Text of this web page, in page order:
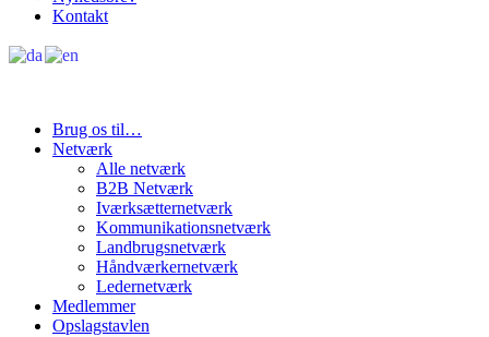
Kontakt
Brug os til…
Netværk
Alle netværk
B2B Netværk
Iværksætternetværk
Kommunikationsnetværk
Landbrugsnetværk
Håndværkernetværk
Ledernetværk
Medlemmer
Opslagstavlen